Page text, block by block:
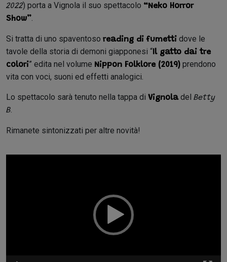
2022) porta a Vignola il suo spettacolo “Neko Horror
Show”.
Si tratta di uno spaventoso reading di fumetti dove le
tavole della storia di demoni giapponesi “ Il gatto dai tre
colori” edita nel volume Nippon Folklore (2019) prendono
vita con voci, suoni ed effetti analogici.
Lo spettacolo sarà tenuto nella tappa di Vignoladel Betty
B.
Rimanete sintonizzati per altre novità!